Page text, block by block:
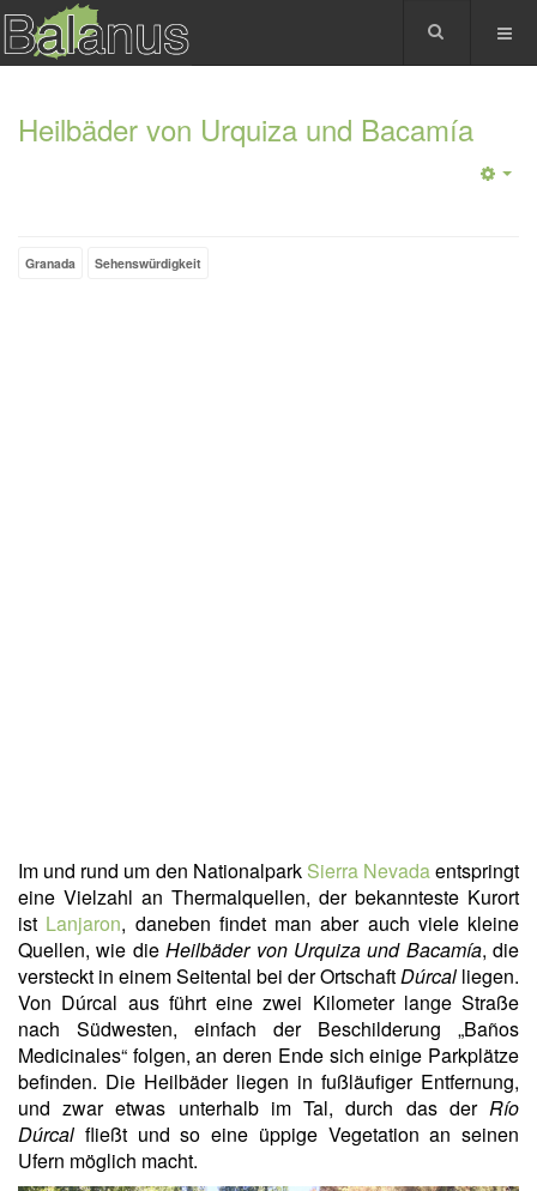
Heilbäder von Urquiza und Bacamía
Granada Sehenswürdigkeit
Im und rund um den Nationalpark Sierra Nevadaentspringt
eine Vielzahl an Thermalquellen, der bekannteste Kurort
ist Lanjaron, daneben findet man aber auch viele kleine
Quellen, wie dieHeilbäder von Urquiza und Bacamía, die
versteckt in einem Seitental bei der OrtschaftDúrcal liegen.
Von Dúrcal aus führt eine zwei Kilometer lange Straße
nach Südwesten, einfach der Beschilderung „Baños
Medicinales“ folgen, an deren Ende sich einige Parkplätze
befinden. Die Heilbäder liegen in fußläufiger Entfernung,
und zwar etwas unterhalb im Tal, durch das der Río
Dúrcal fließt und so eine üppige Vegetation an seinen
Ufern möglich macht.